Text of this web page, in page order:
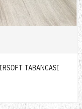
TABANCASI